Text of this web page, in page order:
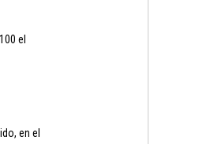
el
en el